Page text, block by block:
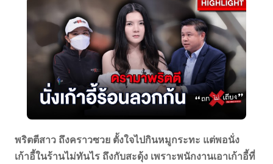
พริตตีสาว ถึงคราวซวย ตั้งใจไปกินหมูกระทะ แต่พอนั่ง
เก้าอี้ในร้านไม่ทันไร ถึงกับสะดุ้ง เพราะพนักงานเอาเก้าอี้ที่